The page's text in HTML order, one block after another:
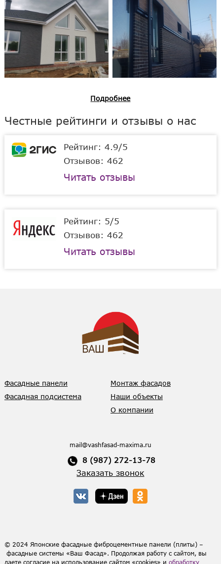
Подробнее
Честные рейтинги и отзывы о нас
Рейтинг: 4.9/5
Отзывов: 462
Читать отзывы
Рейтинг: 5/5
Отзывов: 462
Читать отзывы
Фасадные панели
Фасадная подсистема
Монтаж фасадов
Наши объекты
О компании
mail@vashfasad-maxima.ru
8 (987) 272-13-78
Заказать звонок
© 2024 Японские фасадные фиброцементные панели (плиты) –
фасадные системы «Ваш Фасад». Продолжая работу с сайтом, вы
даете согласие на использование сайтом «cookies» и обработку